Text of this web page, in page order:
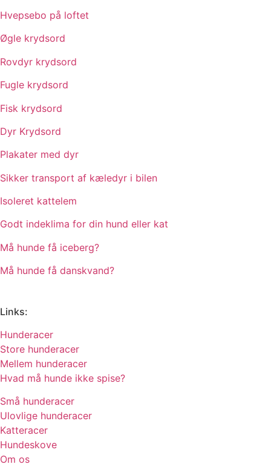
Hvepsebo på loftet
Øgle krydsord
Rovdyr krydsord
Fugle krydsord
Fisk krydsord
Dyr Krydsord
Plakater med dyr
Sikker transport af kæledyr i bilen
Isoleret kattelem
Godt indeklima for din hund eller kat
Må hunde få iceberg?
Må hunde få danskvand?
Links:
Hunderacer
Store hunderacer
Mellem hunderacer
Hvad må hunde ikke spise?
Små hunderacer
Ulovlige hunderacer
Katteracer
Hundeskove
Om os